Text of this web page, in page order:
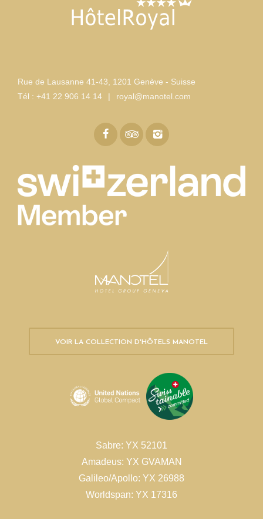
Rue de Lausanne 41-43
1201 Genève - Suisse
Tél : +41 22 906 14 14 | royal@manotel.com
VOIR LA COLLECTION D'HÔTELS MANOTEL
Sabre: YX 52101
Amadeus: YX GVAMAN
Galileo/Apollo: YX 26988
Worldspan: YX 17316